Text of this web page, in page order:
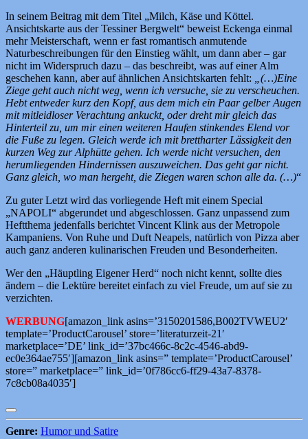
In seinem Beitrag mit dem Titel „Milch, Käse und Köttel.
Ansichtskarte aus der Tessiner Bergwelt“ beweist Eckenga einmal
mehr Meisterschaft, wenn er fast romantisch anmutende
Naturbeschreibungen für den Einstieg wählt, um dann aber – gar
nicht im Widerspruch dazu – das beschreibt, was auf einer Alm
geschehen kann, aber auf ähnlichen Ansichtskarten fehlt: „(…)Eine
Ziege geht auch nicht weg, wenn ich versuche, sie zu verscheuchen.
Hebt entweder kurz den Kopf, aus dem mich ein Paar gelber Augen
mit mitleidloser Verachtung ankuckt, oder dreht mir gleich das
Hinterteil zu, um mir einen weiteren Haufen stinkendes Elend vor
die Fuße zu legen. Gleich werde ich mit brettharter Lässigkeit den
kurzen Weg zur Alphütte gehen. Ich werde nicht versuchen, den
herumliegenden Hindernissen auszuweichen. Das geht gar nicht.
Ganz gleich, wo man hergeht, die Ziegen waren schon alle da. (…)“
Zu guter Letzt wird das vorliegende Heft mit einem Special
„NAPOLI“ abgerundet und abgeschlossen. Ganz unpassend zum
Heftthema jedenfalls berichtet Vincent Klink aus der Metropole
Kampaniens. Von Ruhe und Duft Neapels, natürlich von Pizza aber
auch ganz anderen kulinarischen Freuden und Besonderheiten.
Wer den „Häuptling Eigener Herd“ noch nicht kennt, sollte dies
ändern – die Lektüre bereitet einfach zu viel Freude, um auf sie zu
verzichten.
WERBUNG[amazon_link asins=’3150201586,B002TVWEU2′
template=’ProductCarousel’ store=’literaturzeit-21′
marketplace=’DE’ link_id=’37bc466c-8c2c-4546-abd9-
ec0e364ae755′][amazon_link asins=” template=’ProductCarousel’
store=” marketplace=” link_id=’0f786cc6-ff29-43a7-8378-
7c8cb08a4035′]
Genre: Humor und Satire